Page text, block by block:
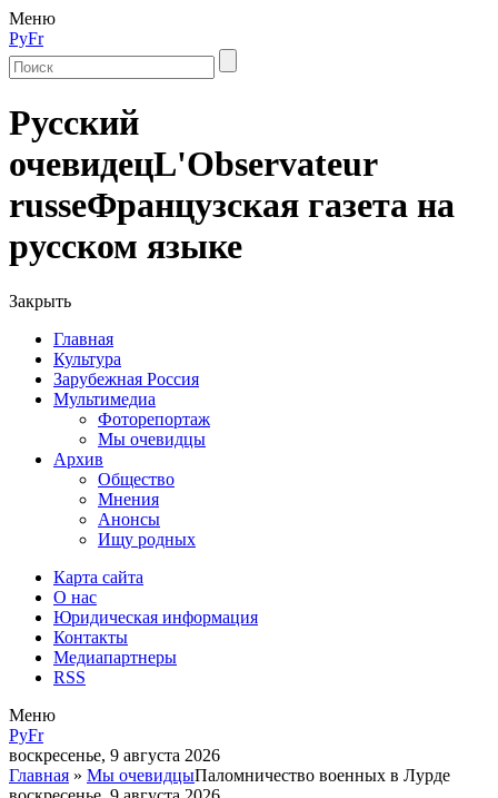
Меню
РуFr
Русский
очевидецL'Observateur
russeФранцузская газета на
русском языке
Закрыть
Главная
Культура
Зарубежная Россия
Мультимедиа
Фоторепортаж
Мы очевидцы
Архив
Общество
Мнения
Анонсы
Ищу родных
Карта сайта
О нас
Юридическая информация
Контакты
Медиапартнеры
RSS
Меню
РуFr
воскресенье, 9 августа 2026
Главная » Мы очевидцыПаломничество военных в Лурде